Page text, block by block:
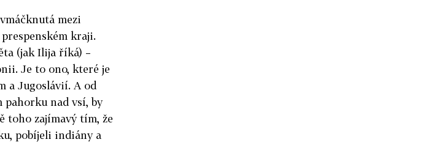
mezi
kraji.
(jak Ilija říká) –
Je to ono, které je
a Jugoslávií. A od
nad vsí, by
toho zajímavý tím, že
pobíjeli indiány a